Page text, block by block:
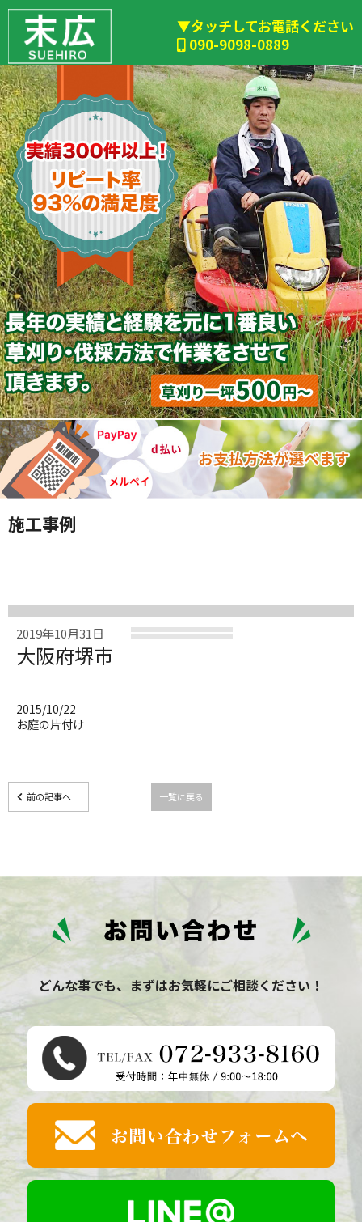
▼タッチしてお電話ください
090-9098-0889
施工事例
2019年10月31日
大阪府堺市
2015/10/22
お庭の片付け
前の記事へ 一覧に戻る
どんな事でも、まずはお気軽にご相談ください！